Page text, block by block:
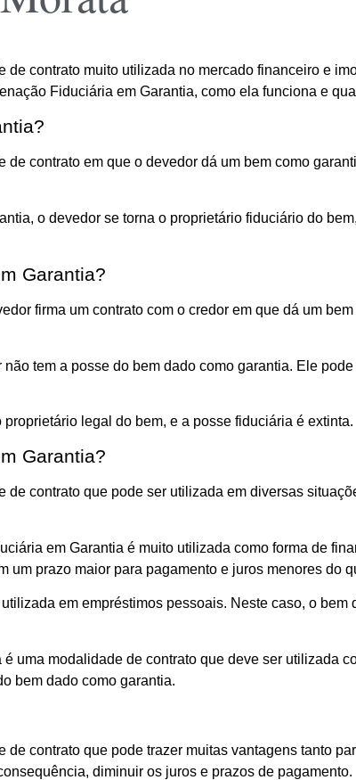
contrato muito utilizada no mercado financeiro e
Fiduciária em Garantia, como ela funciona e
contrato em que o devedor dá um bem como
o devedor se torna o proprietário fiduciário do
Garantia?
firma um contrato com o credor em que dá um
tem a posse do bem dado como garantia. Ele
legal do bem, e a posse fiduciária é extinta.
Garantia?
contrato que pode ser utilizada em diversas
em Garantia é muito utilizada como forma de
um prazo maior para pagamento e juros menores do
em empréstimos pessoais. Neste caso, o
uma modalidade de contrato que deve ser utilizada
bem dado como garantia.
contrato que pode trazer muitas vantagens tanto
diminuir os juros e prazos de pagamento.